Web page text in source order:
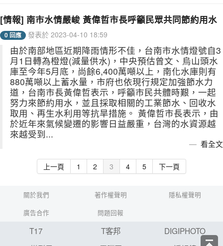
[情報] 南市水情嚴峻 黃偉哲市長呼籲民眾共同節約用水
0 回應 發表於 2023-04-10 18:59
由於南部地區近期降雨情形不佳，台南市水情燈號自3
月1日轉為橙燈(減量供水)，中央預估曾文、烏山頭水
庫至今年5月底，尚餘6,400萬噸以上，南化水庫則有
880萬噸以上蓄水量，市府也依現行規定加強節水力
道，台南市長黃偉哲表示，呼籲市民共體時艱，一起
努力來節約用水，並且採取相關的工業節水、回收水
取用、再生水利用等抗旱措施。 黃偉哲市長表示，由
於近年來氣候變遷的影響日益嚴重，台灣的水資源越
來越受到...
看全文
上一頁 1 2 3 4 5 下一頁
關於我們 著作權聲明
隱私權聲明
廣告合作
問題回報
T17 T客邦
DIGIPHOTO